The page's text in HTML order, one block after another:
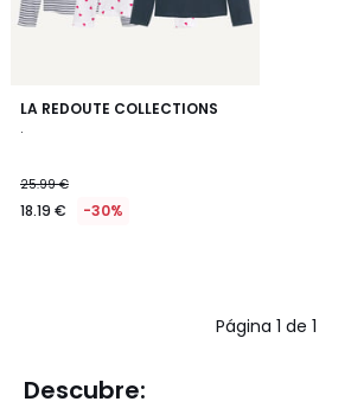
LA REDOUTE COLLECTIONS
.
25.99 €
18.19 € -30%
Página 1 de 1
Descubre: